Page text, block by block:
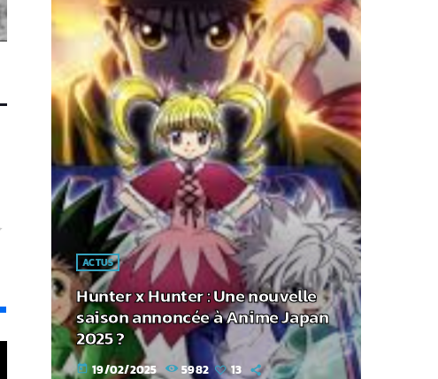
ACTUS
Hunter x Hunter : Une nouvelle
saison annoncée à Anime Japan
2025 ?
today 19/02/2025 5982 13